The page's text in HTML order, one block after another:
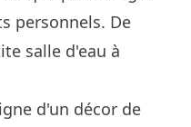
personnels. De
salle d'eau à